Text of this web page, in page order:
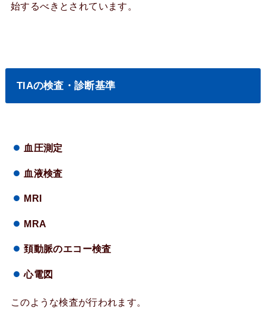
始するべきとされています。
TIAの検査・診断基準
血圧測定
血液検査
MRI
MRA
頚動脈のエコー検査
心電図
このような検査が行われます。